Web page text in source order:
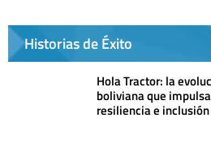
Historias de Éxito
Hola Tractor: la
boliviana que
resiliencia e